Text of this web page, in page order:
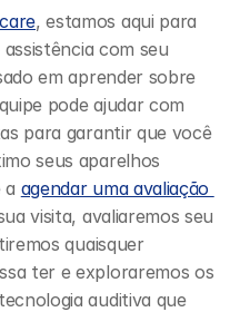
, estamos aqui para
com seu
em aprender sobre
para garantir que você
seus aparelhos
a agendar uma avaliação
visita, avaliaremos seu
quaisquer
ter e exploraremos os
auditiva que